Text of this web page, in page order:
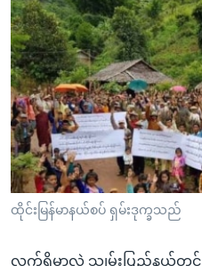
ထိုင်းမြန်မာနယ်စပ် ရှမ်းဒုက္ခသည်
လက်ရှိမှာလဲ သျှမ်းပြည်နယ်တွ